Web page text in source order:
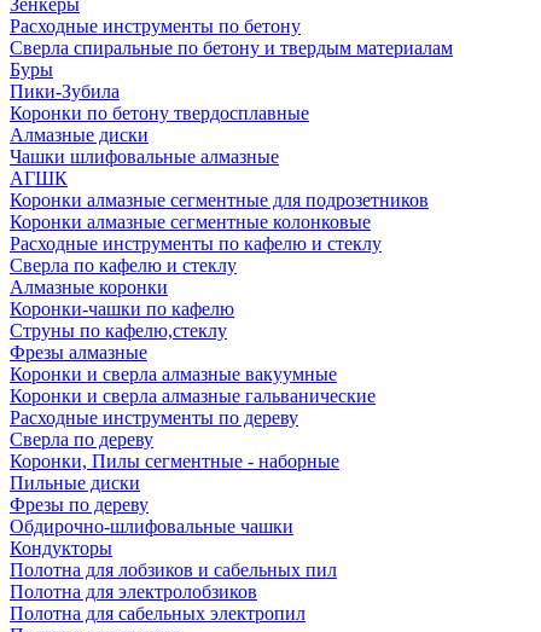
Зенкеры
Расходные инструменты по бетону
Сверла спиральные по бетону и твердым материалам
Буры
Пики-Зубила
Коронки по бетону твердосплавные
Алмазные диски
Чашки шлифовальные алмазные
АГШК
Коронки алмазные сегментные для подрозетников
Коронки алмазные сегментные колонковые
Расходные инструменты по кафелю и стеклу
Сверла по кафелю и стеклу
Алмазные коронки
Коронки-чашки по кафелю
Струны по кафелю,стеклу
Фрезы алмазные
Коронки и сверла алмазные вакуумные
Коронки и сверла алмазные гальванические
Расходные инструменты по дереву
Сверла по дереву
Коронки, Пилы сегментные - наборные
Пильные диски
Фрезы по дереву
Обдирочно-шлифовальные чашки
Кондукторы
Полотна для лобзиков и сабельных пил
Полотна для электролобзиков
Полотна для сабельных электропил